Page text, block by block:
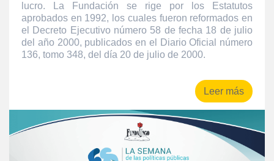
lucro. La Fundación se rige por los Estatutos
aprobados en 1992, los cuales fueron reformados en
el Decreto Ejecutivo número 58 de fecha 18 de julio
del año 2000, publicados en el Diario Oficial número
136, tomo 348, del día 20 de julio de 2000.
Leer más